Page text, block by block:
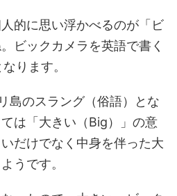
的に思い浮かべるのが「ビ
ビックカメラを英語で書く
ります。
島のスラング（俗語）とな
は「大きい（Big）」の意
だけでなく中身を伴った大
うです。